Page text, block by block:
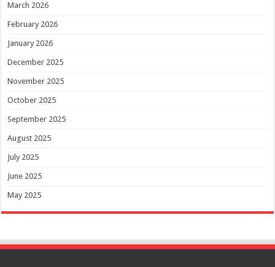
March 2026
February 2026
January 2026
December 2025
November 2025
October 2025
September 2025
August 2025
July 2025
June 2025
May 2025